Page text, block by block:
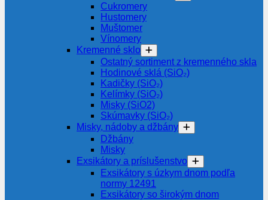
Cukromery
Hustomery
Muštomer
Vínomery
Kremenné sklo
Ostatný sortiment z kremenného skla
Hodinové sklá (SiO₂)
Kadičky (SiO₂)
Kelímky (SiO₂)
Misky (SiO2)
Skúmavky (SiO₂)
Misky, nádoby a džbány
Džbány
Misky
Exsikátory a príslušenstvo
Exsikátory s úzkym dnom podľa
normy 12491
Exsikátory so širokým dnom